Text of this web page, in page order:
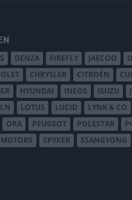
DENZA FIREFLY JAECOO
CHRYSLER CITROËN
HYUNDAI INEOS ISUZU
LOTUS LUCID LYNK & CO
ORA PEUGEOT POLESTAR
SPYKER SSANGYONG